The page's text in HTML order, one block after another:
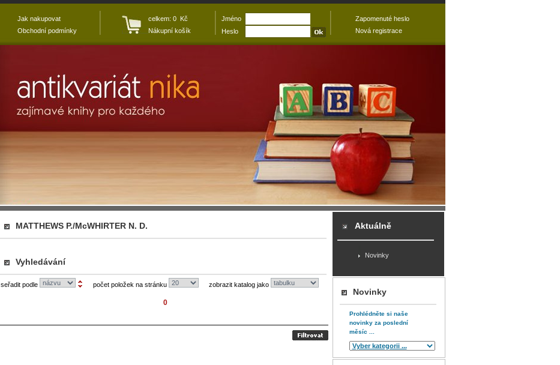
MATTHEWS P./McWHIRTER N. D.
Vyhledávání
seřadit podle počet položek na stránku zobrazit katalog jako
0
Aktuálně
Novinky
Novinky
Prohlédněte si naše
novinky za poslední
měsíc ...
Jak nakupovat
Obchodní podmínky
celkem: 0 Kč
Nákupní košík
Jméno
Heslo
Zapomenuté heslo
Nová registrace